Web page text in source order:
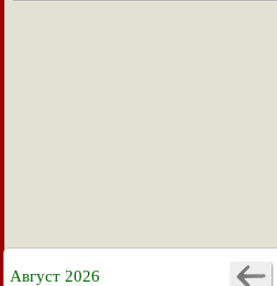
Август 2026